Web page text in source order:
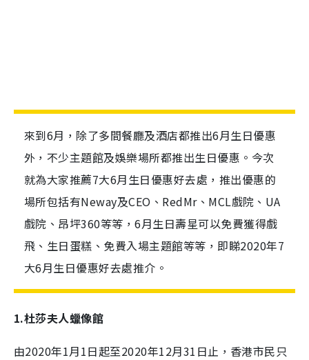
來到6月，除了多間餐廳及酒店都推出6月生日優惠
外，不少主題館及娛樂場所都推出生日優惠。今次
就為大家推薦7大6月生日優惠好去處，推出優惠的
場所包括有Neway及CEO、RedMr、MCL戲院、UA
戲院、昂坪360等等，6月生日壽星可以免費獲得戲
飛、生日蛋糕、免費入場主題館等等，即睇2020年7
大6月生日優惠好去處推介。
1.杜莎夫人蠟像館
由2020年1月1日起至2020年12月31日止，香港市民只